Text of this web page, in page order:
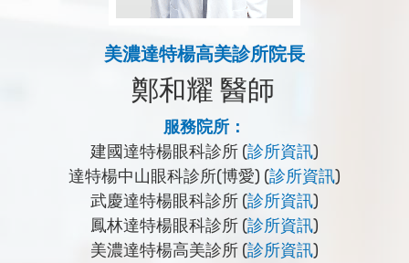
美濃達特楊高美診所院長
鄭和耀 醫師
服務院所：
建國達特楊眼科診所 (診所資訊)
達特楊中山眼科診所(博愛) (診所資訊)
武慶達特楊眼科診所 (診所資訊)
鳳林達特楊眼科診所 (診所資訊)
美濃達特楊高美診所 (診所資訊)